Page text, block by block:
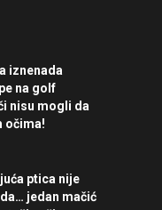
iznenada
na golf
nisu mogli da
očima!
ptica nije
jedan mačić